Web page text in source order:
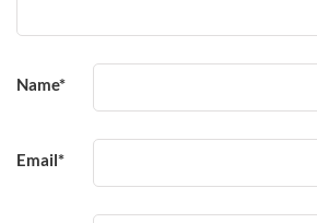
Name*
Email*